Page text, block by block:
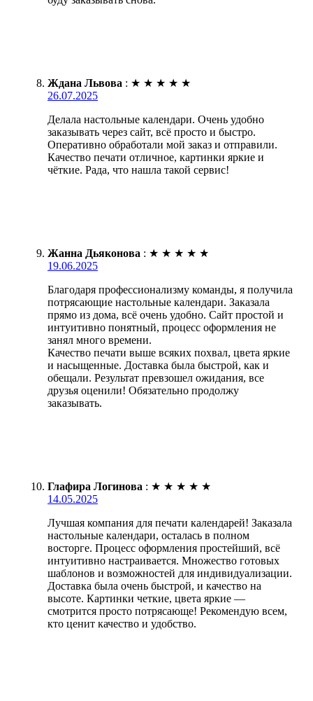
Ждана Львова : ★ ★ ★ ★ ★
26.07.2025
Делала настольные календари. Очень удобно
заказывать через сайт, всё просто и быстро.
Оперативно обработали мой заказ и отправили.
Качество печати отличное, картинки яркие и
чёткие. Рада, что нашла такой сервис!
Жанна Дьяконова : ★ ★ ★ ★ ★
19.06.2025
Благодаря профессионализму команды, я получила
потрясающие настольные календари. Заказала
прямо из дома, всё очень удобно. Сайт простой и
интуитивно понятный, процесс оформления не
занял много времени.
Качество печати выше всяких похвал, цвета яркие
и насыщенные. Доставка была быстрой, как и
обещали. Результат превзошел ожидания, все
друзья оценили! Обязательно продолжу
заказывать.
Глафира Логинова : ★ ★ ★ ★ ★
14.05.2025
Лучшая компания для печати календарей! Заказала
настольные календари, осталась в полном
восторге. Процесс оформления простейший, всё
интуитивно настраивается. Множество готовых
шаблонов и возможностей для индивидуализации.
Доставка была очень быстрой, и качество на
высоте. Картинки четкие, цвета яркие —
смотрится просто потрясающе! Рекомендую всем,
кто ценит качество и удобство.